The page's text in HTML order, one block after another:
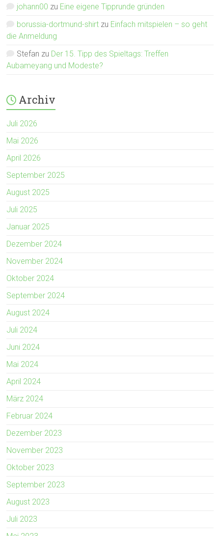
johann00 zu Eine eigene Tipprunde gründen
borussia-dortmund-shirt zu Einfach mitspielen – so geht
die Anmeldung
Stefan zu Der 15. Tipp des Spieltags: Treffen
Aubameyang und Modeste?
Archiv
Juli 2026
Mai 2026
April 2026
September 2025
August 2025
Juli 2025
Januar 2025
Dezember 2024
November 2024
Oktober 2024
September 2024
August 2024
Juli 2024
Juni 2024
Mai 2024
April 2024
März 2024
Februar 2024
Dezember 2023
November 2023
Oktober 2023
September 2023
August 2023
Juli 2023